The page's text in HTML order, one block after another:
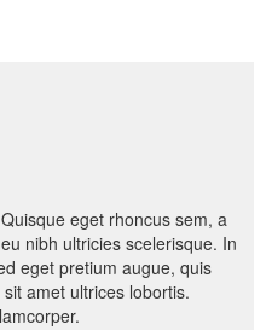
eget rhoncus sem, a
nibh ultricies scelerisque. In
eget pretium augue, quis
amet ultrices lobortis.